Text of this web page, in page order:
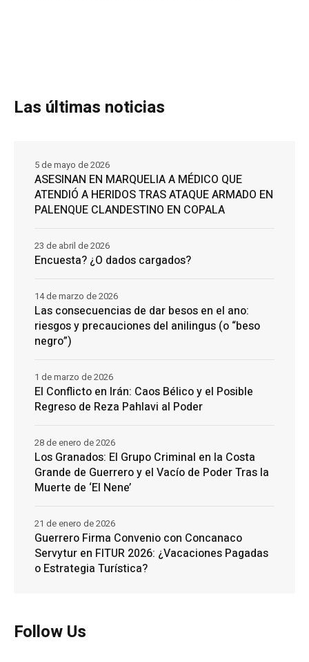
Las últimas noticias
ASESINAN EN MARQUELIA A MÉDICO QUE
ATENDIÓ A HERIDOS TRAS ATAQUE ARMADO EN
PALENQUE CLANDESTINO EN COPALA
5 de mayo de 2026
Encuesta? ¿O dados cargados?
23 de abril de 2026
Las consecuencias de dar besos en el ano:
riesgos y precauciones del anilingus (o “beso
negro”)
14 de marzo de 2026
El Conflicto en Irán: Caos Bélico y el Posible
Regreso de Reza Pahlavi al Poder
1 de marzo de 2026
Los Granados: El Grupo Criminal en la Costa
Grande de Guerrero y el Vacío de Poder Tras la
Muerte de ‘El Nene’
28 de enero de 2026
Guerrero Firma Convenio con Concanaco
Servytur en FITUR 2026: ¿Vacaciones Pagadas
o Estrategia Turística?
21 de enero de 2026
Follow Us